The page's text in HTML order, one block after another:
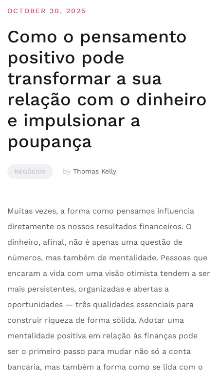
OCTOBER 30, 2025
Como o pensamento
positivo pode
transformar a sua
relação com o dinheiro
e impulsionar a
poupança
NEGÓCIOS by Thomas Kelly
Muitas vezes, a forma como pensamos influencia
diretamente os nossos resultados financeiros. O
dinheiro, afinal, não é apenas uma questão de
números, mas também de mentalidade. Pessoas que
encaram a vida com uma visão otimista tendem a ser
mais persistentes, organizadas e abertas a
oportunidades — três qualidades essenciais para
construir riqueza de forma sólida. Adotar uma
mentalidade positiva em relação às finanças pode
ser o primeiro passo para mudar não só a conta
bancária, mas também a forma como se lida com o